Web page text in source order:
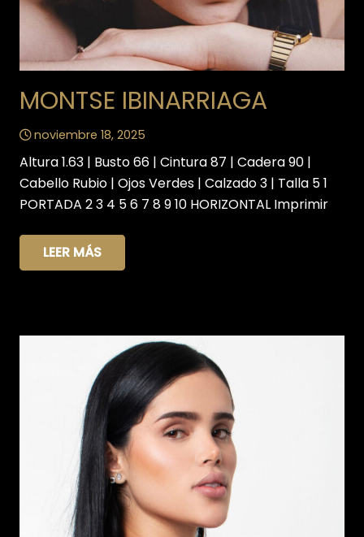
MONTSE IBINARRIAGA
noviembre 18, 2025
Altura 1.63 | Busto 66 | Cintura 87 | Cadera 90 |
Cabello Rubio | Ojos Verdes | Calzado 3 | Talla 5 1
PORTADA 2 3 4 5 6 7 8 9 10 HORIZONTAL Imprimir
LEER MÁS